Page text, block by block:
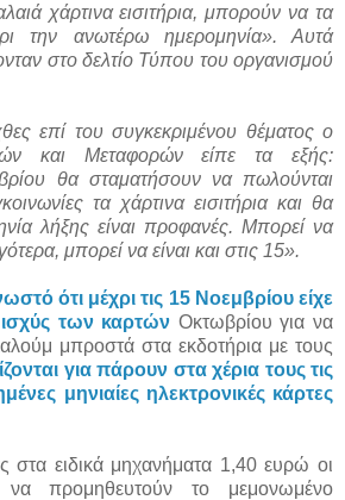
χάρτινα εισιτήρια, μπορούν να τα
την ανωτέρω ημερομηνία». Αυτά
στο δελτίο Τύπου του οργανισμού
επί του συγκεκριμένου θέματος ο
και Μεταφορών είπε τα εξής:
θα σταματήσουν να πωλούνται
τα χάρτινα εισιτήρια και θα
λήξης είναι προφανές. Μπορεί να
μπορεί να είναι και στις 15».
ότι μέχρι τις 15 Νοεμβρίου είχε
των καρτών Οκτωβρίου για να
μπροστά στα εκδοτήρια με τους
για πάρουν στα χέρια τους τις
μηνιαίες ηλεκτρονικές κάρτες
στα ειδικά μηχανήματα 1,40 ευρώ οι
να προμηθευτούν το μεμονωμένο